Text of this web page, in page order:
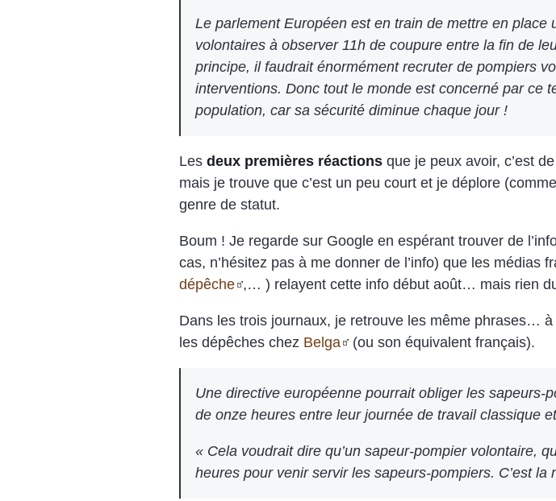
Le parlement Européen est en train de mettre en
volontaires à observer 11h de coupure entre la fin de
principe, il faudrait énormément recruter de pompiers
interventions. Donc tout le monde est concerné par ce
population, car sa sécurité diminue chaque jour !
Les deux premières réactions que je peux avoir, c’est
mais je trouve que c’est un peu court et je déplore
genre de statut.
Boum ! Je regarde sur Google en espérant trouver de
cas, n’hésitez pas à me donner de l’info) que les médias
dépêche ,… ) relayent cette info début août… mais rien
Dans les trois journaux, je retrouve les même phrases…
les dépêches chez Belga (ou son équivalent français).
Une directive européenne pourrait obliger les
de onze heures entre leur journée de travail classique
« Cela voudrait dire qu’un sapeur-pompier volontaire,
heures pour venir servir les sapeurs-pompiers. C’est la